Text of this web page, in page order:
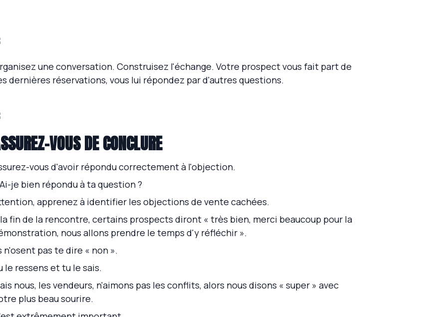
une conversation. Construisez l'échange. Votre prospect vous fait part de
dernières réservations, vous lui répondez par d'autres questions.
VOUS DE CONCLURE
vous d'avoir répondu correctement à l'objection.
je bien répondu à ta question ?
apprenez à identifier les objections de vente cachées.
fin de la rencontre, certains prospects diront « très bien, merci beaucoup pour la
nous allons prendre le temps d'y réfléchir ».
n'osent pas te dire « non ».
le ressens et tu le sais.
nous, les vendeurs, n'aimons pas les conflits, alors nous disons « super » avec
plus beau sourire.